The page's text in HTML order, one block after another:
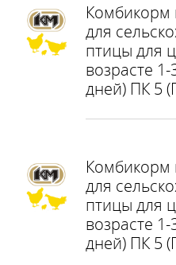
для
птицы для
возрасте
дней) ПК 5
для
птицы для
возрасте
дней) ПК 5